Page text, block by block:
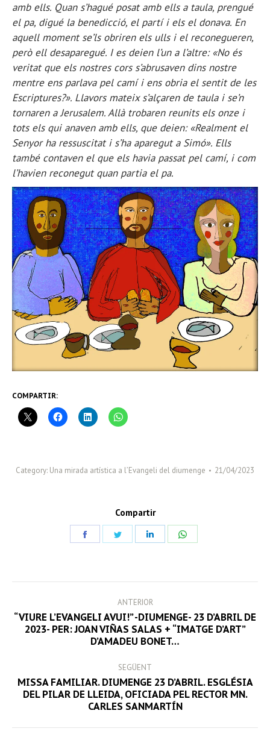
amb ells. Quan s’hagué posat amb ells a taula, prengué
el pa, digué la benedicció, el partí i els el donava. En
aquell moment se’ls obriren els ulls i el reconegueren,
però ell desaparegué. I es deien l’un a l’altre: «No és
veritat que els nostres cors s’abrusaven dins nostre
mentre ens parlava pel camí i ens obria el sentit de les
Escriptures?». Llavors mateix s’alçaren de taula i se’n
tornaren a Jerusalem. Allà trobaren reunits els onze i
tots els qui anaven amb ells, que deien: «Realment el
Senyor ha ressuscitat i s’ha aparegut a Simó». Ells
també contaven el que els havia passat pel camí, i com
l’havien reconegut quan partia el pa.
COMPARTIR:
Category: Una mirada artística a l’Evangeli del diumenge 21/04/2023
Compartir
NAVIGATION
ANTERIOR
Previous
post:
“VIURE L’EVANGELI AVUI!” -DIUMENGE- 23 D’ABRIL DE
2023- PER: JOAN VIÑAS SALAS + “IMATGE D’ART”
D’AMADEU BONET…
SEGÜENT
Next
post:
MISSA FAMILIAR. DIUMENGE 23 D’ABRIL. ESGLÉSIA
DEL PILAR DE LLEIDA, OFICIADA PEL RECTOR MN.
CARLES SANMARTÍN